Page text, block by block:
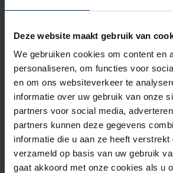
Deze website maakt gebruik van
We gebruiken cookies om content en
personaliseren, om functies voor
en om ons websiteverkeer te
informatie over uw gebruik van onze
partners voor social media,
partners kunnen deze gegevens
informatie die u aan ze heeft verstrekt
verzameld op basis van uw gebruik
gaat akkoord met onze cookies als u
90m² 5 kamers Bekijk
⚡️ Deze woning is
Reageer binnen 15 minuten om
Rent.nl ben je altijd als eerste!
Mis de volgende niet →